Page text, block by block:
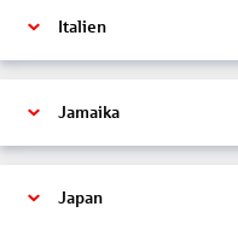
Italien
Jamaika
Japan